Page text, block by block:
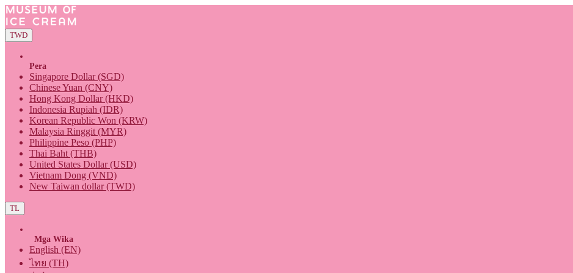
TWD
Pera
Singapore Dollar (SGD)
Chinese Yuan (CNY)
Hong Kong Dollar (HKD)
Indonesia Rupiah (IDR)
Korean Republic Won (KRW)
Malaysia Ringgit (MYR)
Philippine Peso (PHP)
Thai Baht (THB)
United States Dollar (USD)
Vietnam Dong (VND)
New Taiwan dollar (TWD)
TL
Mga Wika
English (EN)
ไทย (TH)